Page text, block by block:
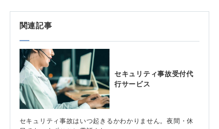
関連記事
セキュリティ事故受付代
行サービス
セキュリティ事故はいつ起きるかわかりません。夜間・休